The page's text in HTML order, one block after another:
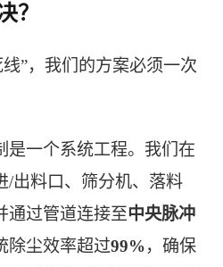
？
”，我们的方案必须一次
是一个系统工程。我们在
/出料口、筛分机、落料
通过管道连接至中央脉冲
除尘效率超过99%，确保